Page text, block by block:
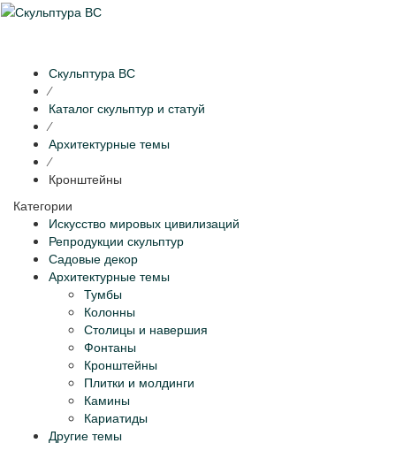
Скульптура ВС
⁄
Каталог скульптур и статуй
⁄
Архитектурные темы
⁄
Кронштейны
Категории
Искусство мировых цивилизаций
Репродукции скульптур
Садовые декор
Архитектурные темы
Тумбы
Колонны
Столицы и навершия
Фонтаны
Кронштейны
Плитки и молдинги
Камины
Кариатиды
Другие темы